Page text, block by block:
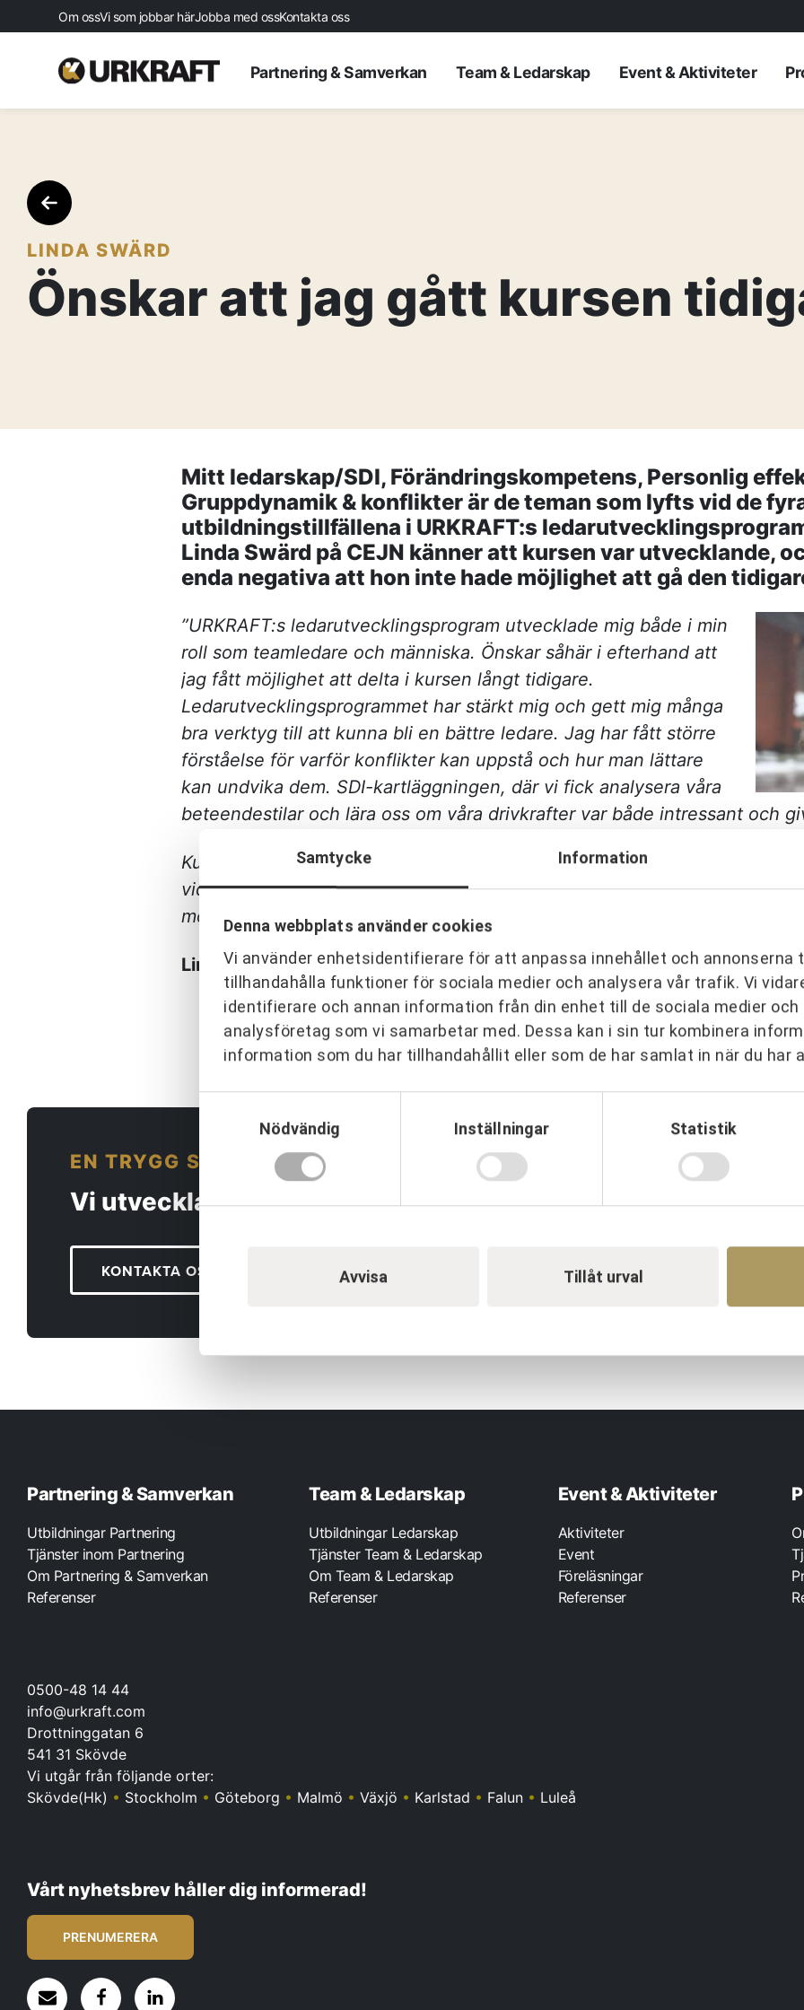
Samtycke Information
Denna webbplats använder cookies
Vi använder enhetsidentifierare för att anpassa innehållet och annonserna
tillhandahålla funktioner för sociala medier och analysera vår trafik. Vi
identifierare och annan information från din enhet till de sociala medier och
analysföretag som vi samarbetar med. Dessa kan i sin tur kombinera
information som du har tillhandahållit eller som de har samlat in när du har
Samtyckesval
Nödvändig
Inställningar Statistik
Avvisa Tillåt urval
Om ossVi som jobbar härJobba med ossKontakta oss
Startsida
Frågor och svar
Referenser
Våra kunder
Om oss
AKTUELLT
i produktion
KONTAKT
Drottninggatan 6
541 31 Skövde
Partnering & Samverkan Team & Ledarskap Event & Aktiviteter
LINDA SWÄRD
Önskar att jag gått kursen
Mitt ledarskap/SDI, Förändringskompetens, Personlig
Gruppdynamik & konflikter är de teman som lyfts vid de
utbildningstillfällena i URKRAFT:s
Linda Swärd på CEJN känner att kursen var utvecklande,
enda negativa att hon inte hade möjlighet att gå den
”URKRAFT:s ledarutvecklingsprogram utvecklade mig både i min
roll som teamledare och människa. Önskar såhär i efterhand att
jag fått möjlighet att delta i kursen långt tidigare.
Ledarutvecklingsprogrammet har stärkt mig och gett mig många
bra verktyg till att kunna bli en bättre ledare. Jag har fått större
förståelse för varför konflikter kan uppstå och hur man lättare
kan undvika dem. SDI-kartläggningen, där vi fick analysera våra
beteendestilar och lära oss om våra drivkrafter var både intressant och
Kursen har varit väldigt lärorik och inspirerande, den har gett mig massa
vidare med min utveckling som ledare och skapa en bättre arbetsmiljö.
möjligheten att gå ledarutvecklingsprogrammet på URKRAFT,
Linda Swärd, CEJN
EN TRYGG SAMARBETSPARTNER
Vi utvecklar människor och organisationer över hela
KONTAKTA OSS
Partnering & Samverkan
Utbildningar Partnering
Tjänster inom Partnering
Om Partnering & Samverkan
Referenser
Team & Ledarskap
Utbildningar Ledarskap
Tjänster Team & Ledarskap
Om Team & Ledarskap
Referenser
Event & Aktiviteter
Aktiviteter
Event
Föreläsningar
Referenser
0500-48 14 44
info@urkraft.com
Drottninggatan 6
541 31 Skövde
Vi utgår från följande orter:
Skövde(Hk) • Stockholm • Göteborg • Malmö • Växjö • Karlstad • Falun • Luleå
Vårt nyhetsbrev håller dig informerad!
PRENUMERERA